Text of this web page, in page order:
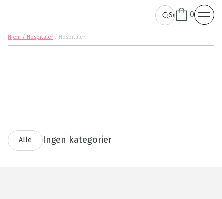
0
Hjem / Hospitaler / Hospitaler
Alle Ingen kategorier